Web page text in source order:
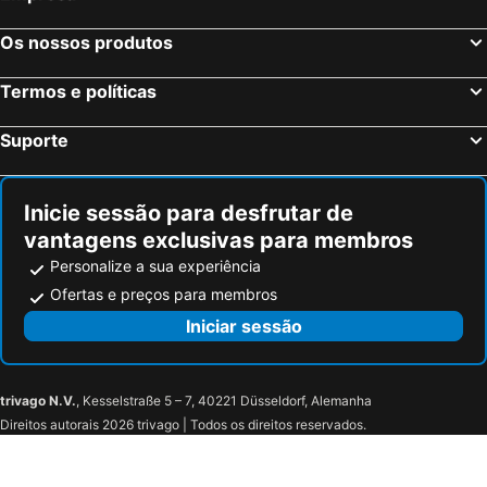
Chesterfield Hotel & Suites
Seaside All Suites Hotel
Casa Boutique Hotel
Hotel Chelsea
Liberty Park Hotel South Beach
The Redbury South Beach
Element by Marriott Miami International Airport
Essex House by Clevelander
Lennox Miami Beach
Best Western Plus North Miami/Bal Harbour
North Miami Beach Gardens Inn & Suites
The Landon Bay Harbor-Miami Beach
Grand Beach Hotel Bay Harbor
Grand Beach Hotel Surfside West
Grand Beach Hotel Surfside
Os nossos produtos
Termos e políticas
Suporte
Inicie sessão para desfrutar de
vantagens exclusivas para membros
Personalize a sua experiência
Ofertas e preços para membros
Iniciar sessão
trivago N.V., Kesselstraße 5 – 7, 40221 Düsseldorf, Alemanha
Direitos autorais 2026 trivago | Todos os direitos reservados.